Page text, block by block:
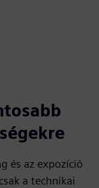
és az expozíció
a technikai